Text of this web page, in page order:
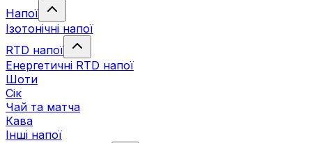
Напої
Ізотонічні напої
RTD напої
Енергетичні RTD напої
Шоти
Сік
Чай та матча
Кава
Інші напої